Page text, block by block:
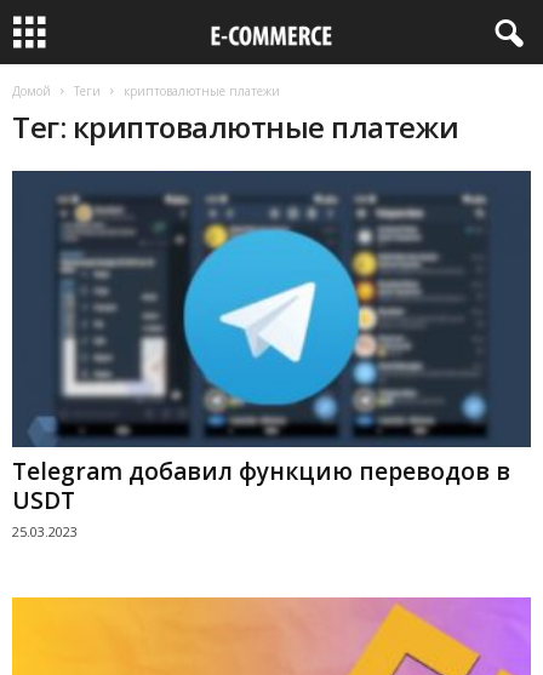
Домой Теги криптовалютные платежи
Тег: криптовалютные платежи
Telegram добавил функцию переводов в
USDT
25.03.2023